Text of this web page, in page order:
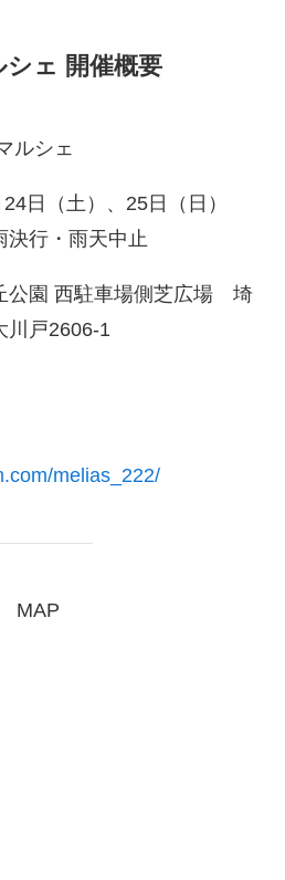
ェ 開催概要
ルシェ
日（土）、25日（日）
行・雨天中止
公園 西駐車場側芝広場 埼
川戸2606-1
melias_222/
MAP